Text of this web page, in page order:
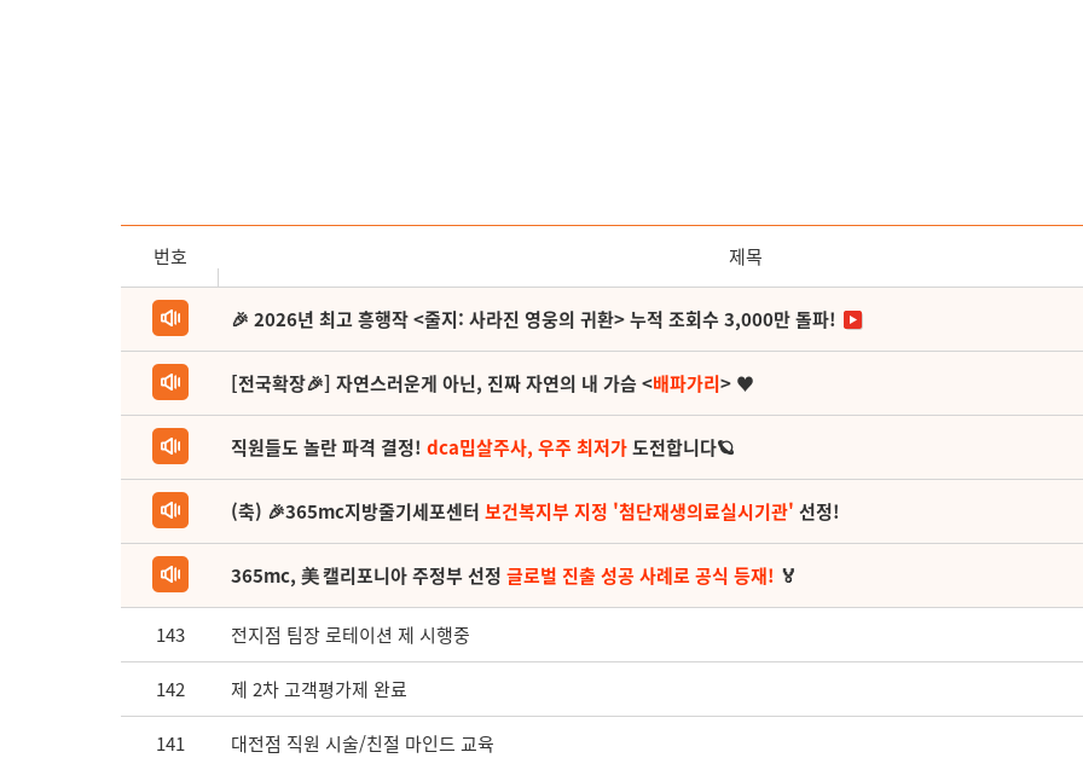
번호 제목
🎉 2026년 최고 흥행작 <줄지: 사라진 영웅의 귀환> 누적 조회수 3,000만 돌파!
[전국확장🎉] 자연스러운게 아닌, 진짜 자연의 내 가슴 <배파가리> ♥
직원들도 놀란 파격 결정! dca밉살주사, 우주 최저가도전합니다🪐
(축) 🎉365mc지방줄기세포센터 보건복지부 지정 '첨단재생의료실시기관' 선정!
365mc, 美 캘리포니아 주정부 선정 글로벌 진출 성공 사례로 공식 등재! 🏅
143 전지점 팀장 로테이션 제 시행중
142 제 2차 고객평가제 완료
141 대전점 직원 시술/친절 마인드 교육